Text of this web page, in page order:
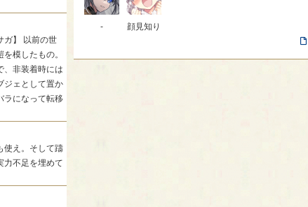
ガ】 以前の世
模したもの。
、非装着時には
ジェとして置か
ラになって転移
使え。そして躊
力不足を埋めて
-
顔見知り